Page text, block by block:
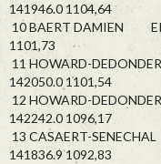
141946.0 1104,64
10 BAERT DAMIEN
1101,73
11 HOWARD-
142050.0 1101,54
12 HOWARD-
142242.0 1096,17
13 CASAERT-
141836.9 1092,83